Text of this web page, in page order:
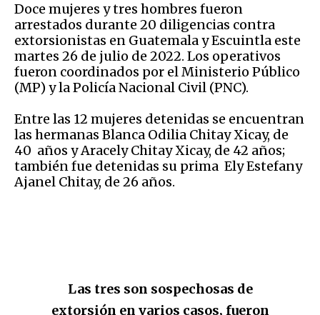
Doce mujeres y tres hombres fueron
arrestados durante 20 diligencias contra
extorsionistas en Guatemala y Escuintla este
martes 26 de julio de 2022. Los operativos
fueron coordinados por el Ministerio Público
(MP) y la Policía Nacional Civil (PNC).
Entre las 12 mujeres detenidas se encuentran
las hermanas Blanca Odilia Chitay Xicay, de
40 años y Aracely Chitay Xicay, de 42 años;
también fue detenidas su prima Ely Estefany
Ajanel Chitay, de 26 años.
Las tres son sospechosas de
extorsión en varios casos, fueron